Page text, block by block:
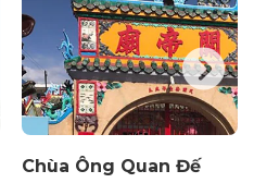
Chùa Ông Quan Đế